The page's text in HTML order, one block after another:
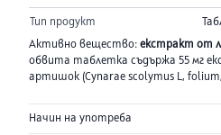
Тип продукт
Активно вещество:екстракт от
обвита таблетка съдържа 55 мг
артишок (Cynarae scolymus L,
кафеоилхиновикиселини.
Начин на употреба